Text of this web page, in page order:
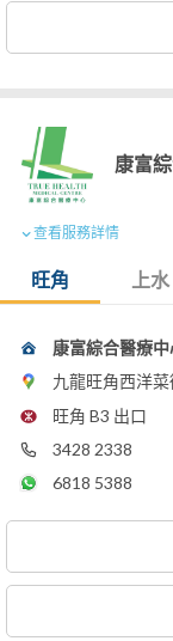
康富
查看服務詳情
旺角 上水
康富綜合醫療
九龍旺角西洋
旺角 B3 出口
3428 2338
6818 5388